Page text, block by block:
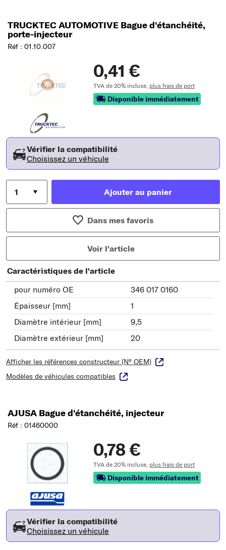
TRUCKTEC AUTOMOTIVE Bague d'étanchéité,
porte-injecteur
Réf : 01.10.007
0,41 €
TVA de 20% incluse, plus frais de port
Disponible immédiatement
Vérifier la compatibilité
Choisissez un véhicule
Ajouter au panier
Dans mes favoris
Voir l'article
Caractéristiques de l'article
pour numéro OE
346 017 0160
Épaisseur [mm]
1
Diamètre intérieur [mm]
9,5
Diamètre extérieur [mm]
20
Afficher les références constructeur (N° OEM)
Modèles de véhicules compatibles
AJUSA Bague d'étanchéité, injecteur
Réf : 01460000
0,78 €
TVA de 20% incluse, plus frais de port
Disponible immédiatement
Vérifier la compatibilité
Choisissez un véhicule